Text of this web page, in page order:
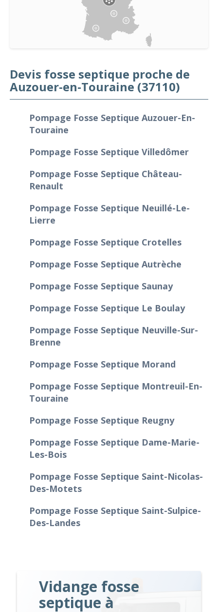
Devis fosse septique proche de
Auzouer-en-Touraine (37110)
Pompage Fosse Septique Auzouer-En-
Touraine
Pompage Fosse Septique Villedômer
Pompage Fosse Septique Château-
Renault
Pompage Fosse Septique Neuillé-Le-
Lierre
Pompage Fosse Septique Crotelles
Pompage Fosse Septique Autrèche
Pompage Fosse Septique Saunay
Pompage Fosse Septique Le Boulay
Pompage Fosse Septique Neuville-Sur-
Brenne
Pompage Fosse Septique Morand
Pompage Fosse Septique Montreuil-En-
Touraine
Pompage Fosse Septique Reugny
Pompage Fosse Septique Dame-Marie-
Les-Bois
Pompage Fosse Septique Saint-Nicolas-
Des-Motets
Pompage Fosse Septique Saint-Sulpice-
Des-Landes
Vidange fosse
septique à